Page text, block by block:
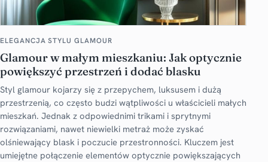
ELEGANCJA STYLU GLAMOUR
Glamour w małym mieszkaniu: Jak optycznie
powiększyć przestrzeń i dodać blasku
Styl glamour kojarzy się z przepychem, luksusem i dużą
przestrzenią, co często budzi wątpliwości u właścicieli małych
mieszkań. Jednak z odpowiednimi trikami i sprytnymi
rozwiązaniami, nawet niewielki metraż może zyskać
olśniewający blask i poczucie przestronności. Kluczem jest
umiejętne połączenie elementów optycznie powiększających